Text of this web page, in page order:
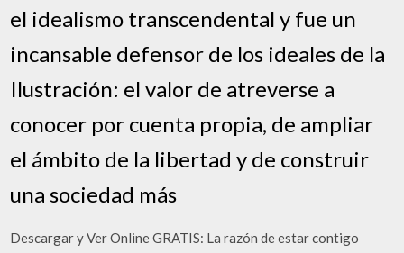
el idealismo transcendental y fue un
incansable defensor de los ideales de la
Ilustración: el valor de atreverse a
conocer por cuenta propia, de ampliar
el ámbito de la libertad y de construir
una sociedad más
Descargar y Ver Online GRATIS: La razón de estar contigo